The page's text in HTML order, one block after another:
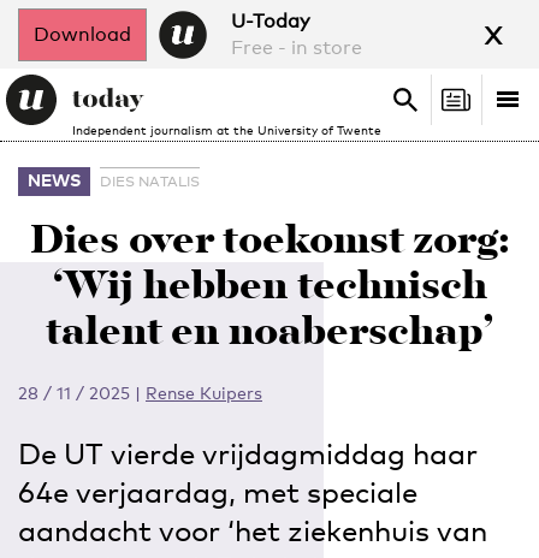
Download
U-Today
Free - in store
x
Independent journalism at the University of Twente
Search
Search
NEWS DIES NATALIS
Dies over toekomst zorg:
‘Wij hebben technisch
talent en noaberschap’
28 / 11 / 2025 | Rense Kuipers
De UT vierde vrijdagmiddag haar
64e verjaardag, met speciale
aandacht voor ‘het ziekenhuis van